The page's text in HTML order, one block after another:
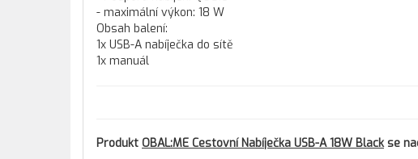
- maximální výkon: 18 W
Obsah balení:
1x USB-A nabíječka do sítě
1x manuál
Produkt OBAL:ME Cestovní Nabíječka USB-A 18W Blackse